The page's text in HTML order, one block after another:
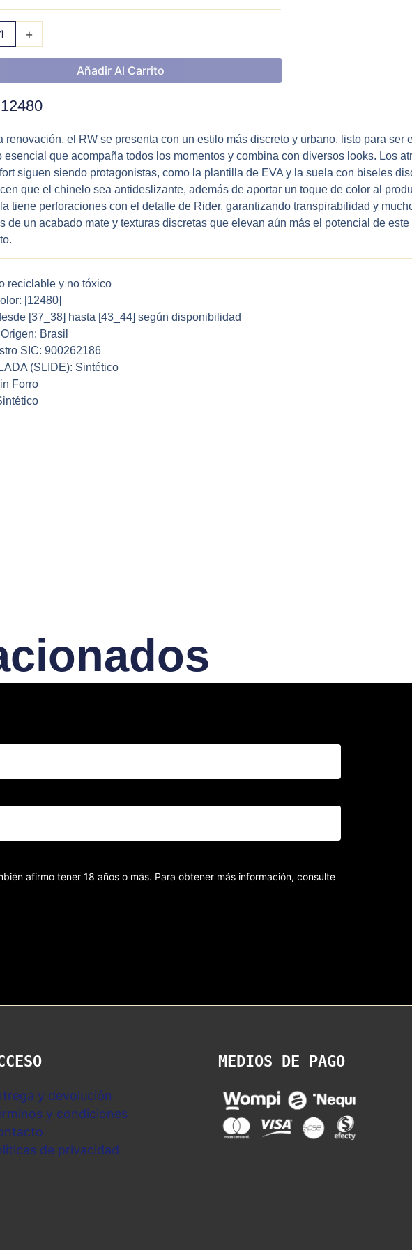
+
Añadir Al Carrito
renovación, el RW se presenta con un estilo más discreto y urbano, listo para ser
esencial que acompaña todos los momentos y combina con diversos looks. Los
siguen siendo protagonistas, como la plantilla de EVA y la suela con biseles
que el chinelo sea antideslizante, además de aportar un toque de color al
tiene perforaciones con el detalle de Rider, garantizando transpirabilidad y
de un acabado mate y texturas discretas que elevan aún más el potencial de este
reciclable y no tóxico
[12480]
[37_38] hasta [43_44] según disponibilidad
Brasil
SIC: 900262186
(SLIDE): Sintético
Forro
afirmo tener 18 años o más. Para obtener más información, consulte
y devolución
y condiciones
de privacidad
MEDIOS DE PAGO